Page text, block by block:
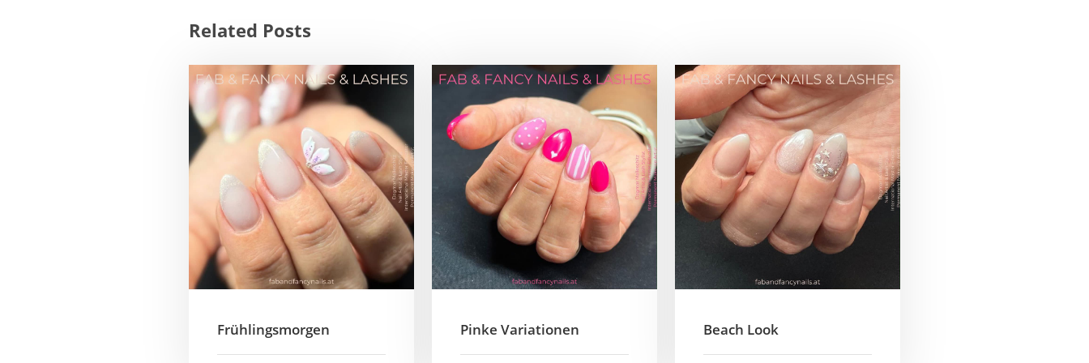
Related Posts
Frühlingsmorgen Pinke Variationen Beach Look
IN BRUCKNEUDORF
2460 Bruckneudorf
Bahnhofplatz 4
+43 (0)664 114 52 03
IN ANDAU
7163 Andau
Obstgartengasse 21
+43 (0)664 114 52 03
ABONNIERE UNSEREN
NEWSLETTER
Ich habe die Datenschutzerklärung